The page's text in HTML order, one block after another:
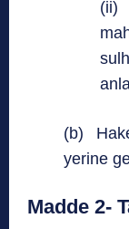
(ii)
sulh
(b)
yerine
Madde 2-